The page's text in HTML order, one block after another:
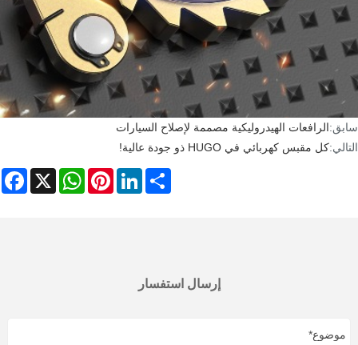
سابق:الرافعات الهيدروليكية مصممة لإصلاح السيارات
التالي:كل مقبس كهربائي في HUGO ذو جودة عالية!
X
WhatsAppPinterestLinkedInShare
إرسال استفسار